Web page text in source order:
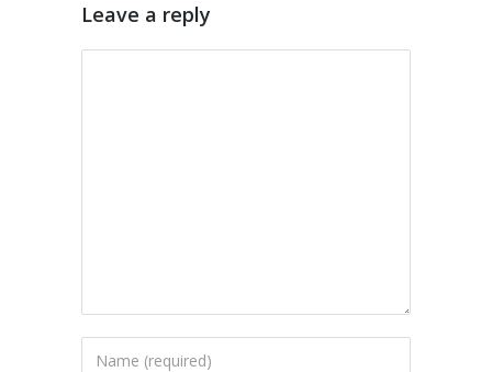
Leave a reply